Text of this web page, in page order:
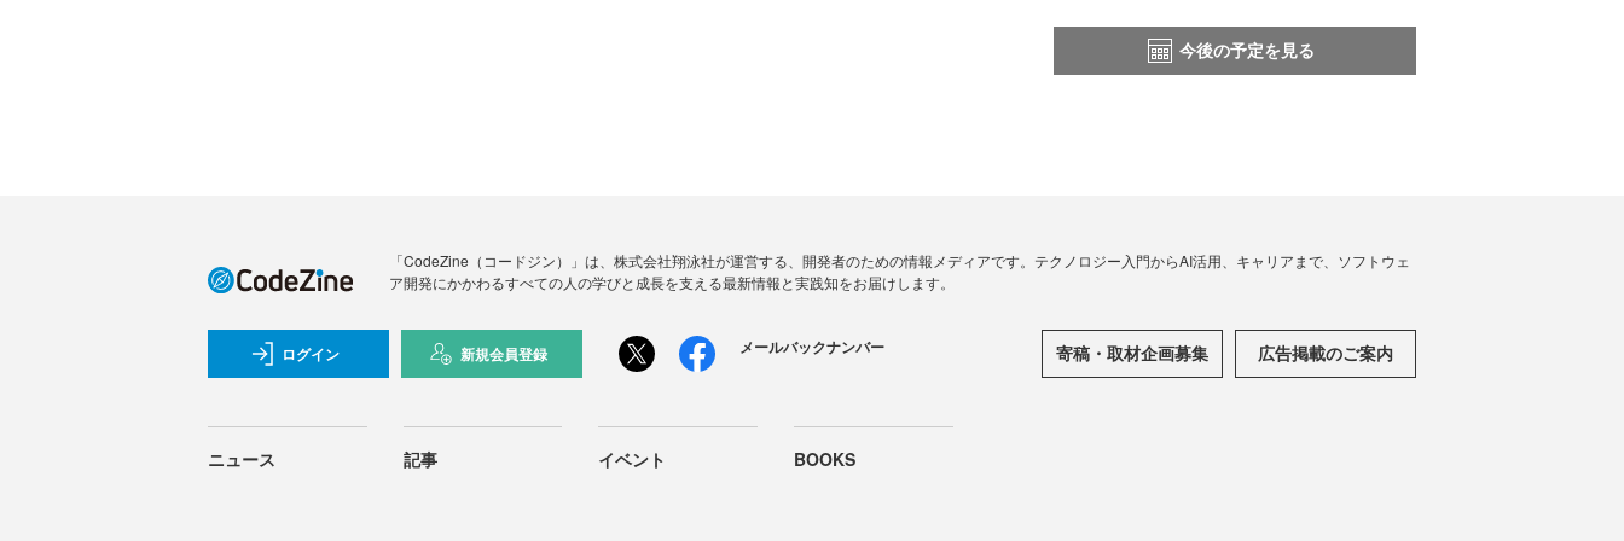
今後の予定を見る
「CodeZine（コードジン）」は、株式会社翔泳社が運営する、開発者のための情報メディアです。テクノロジー入門からAI活用、キャリアまで、ソフトウェ
ア開発にかかわるすべての人の学びと成長を支える最新情報と実践知をお届けします。
ログイン 新規会員登録 メールバックナンバー 寄稿・取材企画募集 広告掲載のご案内
ニュース 記事 イベント BOOKS